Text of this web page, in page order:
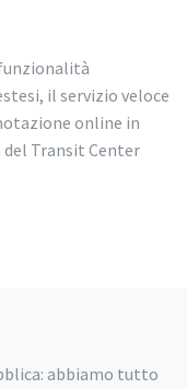
il servizio veloce
online in
Transit Center
abbiamo tutto